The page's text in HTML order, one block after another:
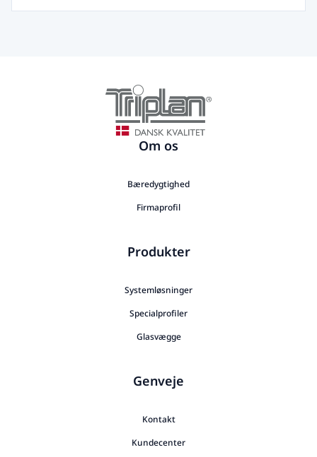
Om os
Bæredygtighed
Firmaprofil
Produkter
Systemløsninger
Specialprofiler
Glasvægge
Genveje
Kontakt
Kundecenter